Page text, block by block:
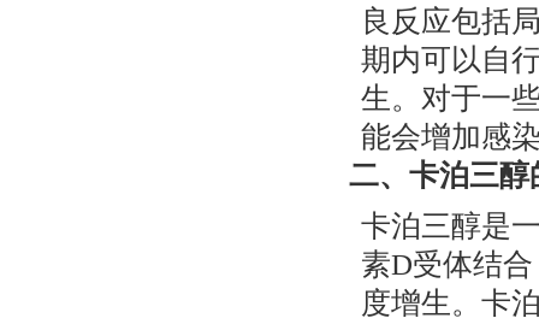
良反应包括
期内可以自
生。对于一
能会增加感
二、卡泊三
卡泊三醇是
素D受体结
度增生。卡